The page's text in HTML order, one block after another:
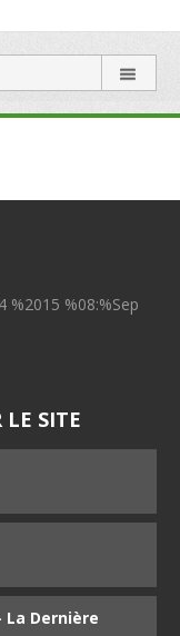
%2015 %08:%Sep
LE SITE
La Dernière